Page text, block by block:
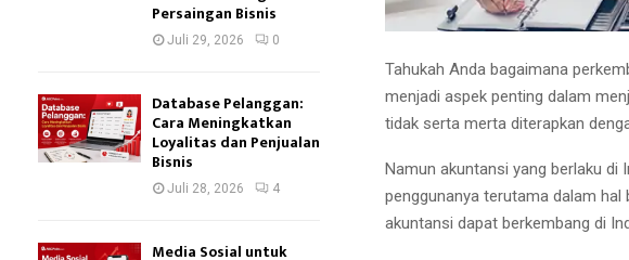
Tahukah Anda bagaimana
menjadi aspek penting dalam
tidak serta merta diterapkan
Namun akuntansi yang berlaku di
penggunanya terutama dalam
akuntansi dapat berkembang di
Persaingan Bisnis
Juli 29, 2026 0
Database Pelanggan:
Cara Meningkatkan
Loyalitas dan Penjualan
Bisnis
Juli 28, 2026 4
Media Sosial untuk